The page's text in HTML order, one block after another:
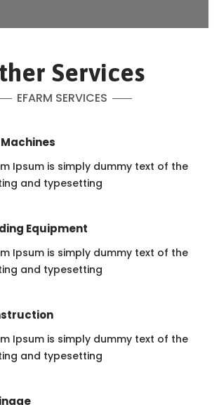
Services
EFARM SERVICES
Machines
Ipsum is simply dummy text of the
and typesetting
Equipment
Ipsum is simply dummy text of the
and typesetting
Ipsum is simply dummy text of the
and typesetting